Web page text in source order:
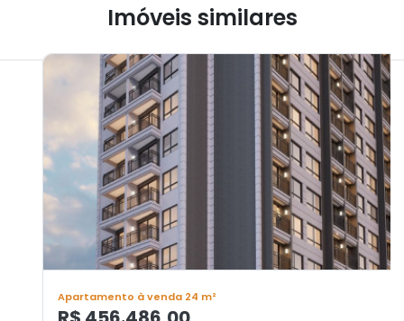
Imóveis similares
Apartamento à venda 24 m²